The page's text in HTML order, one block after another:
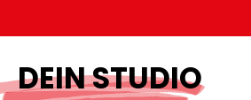
DEIN STUDIO